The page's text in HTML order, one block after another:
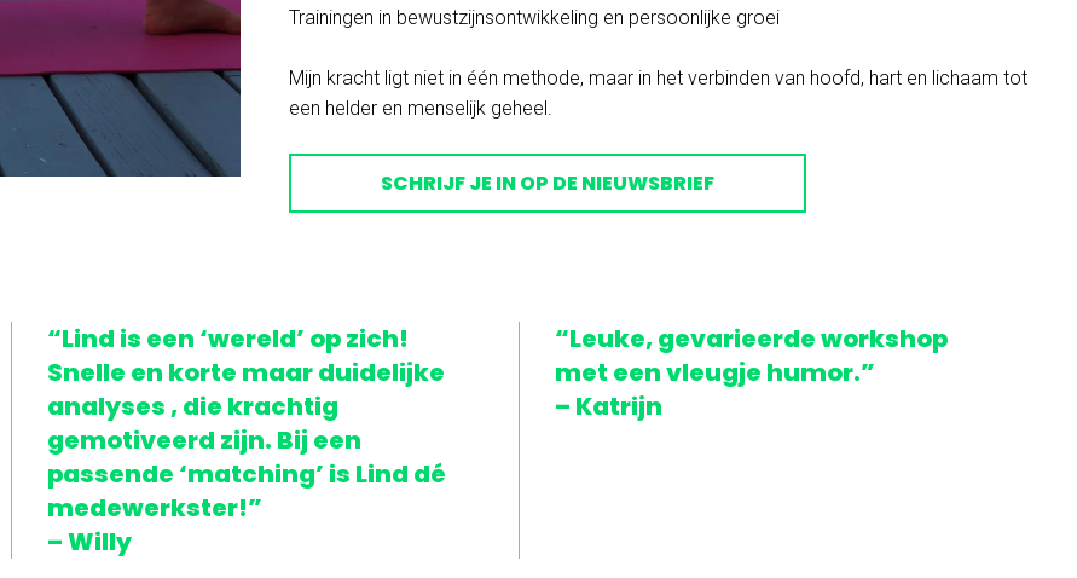
Trainingen in bewustzijnsontwikkeling en persoonlijke groei
Mijn kracht ligt niet in één methode, maar in het verbinden van hoofd, hart en lichaam tot
een helder en menselijk geheel.
SCHRIJF JE IN OP DE NIEUWSBRIEF
“Lind is een ‘wereld’ op zich!
Snelle en korte maar duidelijke
analyses , die krachtig
gemotiveerd zijn. Bij een
passende ‘matching’ is Lind dé
medewerkster!”
– Willy
“Leuke, gevarieerde workshop
met een vleugje humor.”
– Katrijn